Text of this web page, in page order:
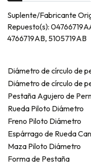
Suplente/Fabricante
Repuesto(s):
4766719AB, 5105719AB
Diámetro de círculo de
Diámetro de círculo de
Pestaña Agujero de
Rueda Piloto Diámetro
Freno Piloto Diámetro
Espárrago de Rueda
Maza Piloto Diámetro
Forma de Pestaña